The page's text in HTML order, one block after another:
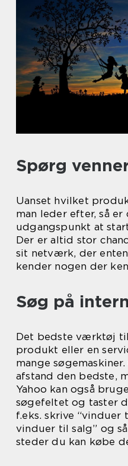
Spørg
Uanset hvilket
man leder efter, så
udgangspunkt at
Der er altid stor
sit netværk, der
kender nogen der
Søg på
Det bedste værktøj
produkt eller en
mange
afstand den bedste,
Yahoo kan også
søgefeltet og taster
f.eks. skrive “vinduer
vinduer til salg” og
steder du kan købe